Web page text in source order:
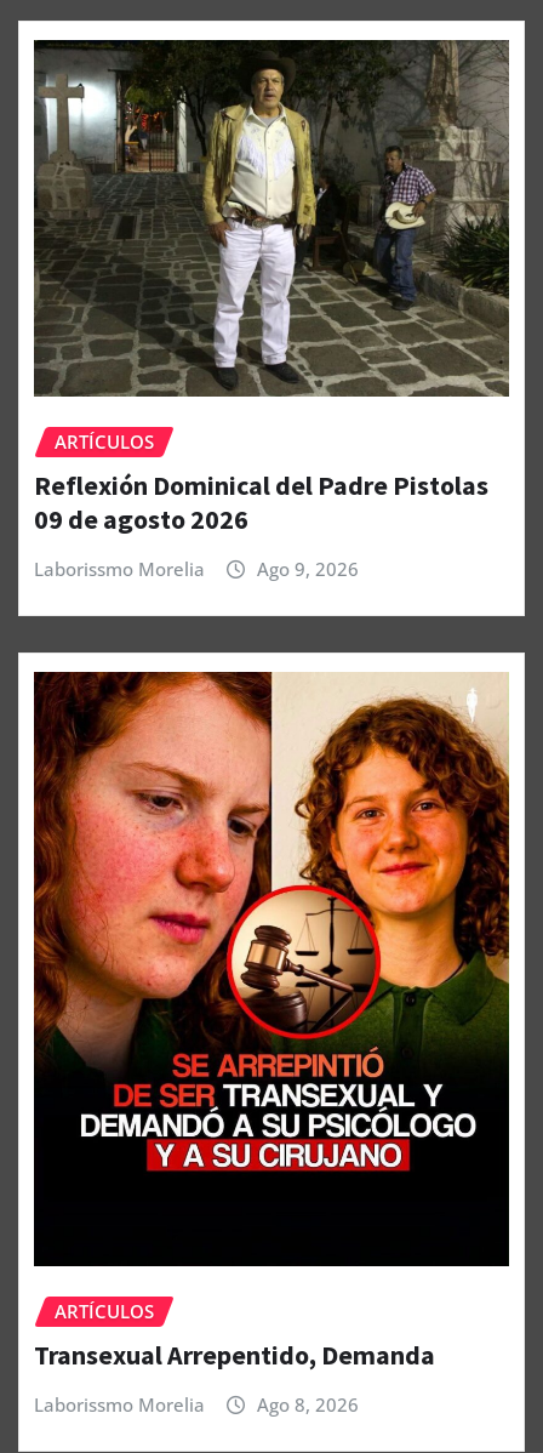
ARTÍCULOS
Reflexión Dominical del Padre Pistolas
09 de agosto 2026
Laborissmo Morelia Ago 9, 2026
ARTÍCULOS
Transexual Arrepentido, Demanda
Laborissmo Morelia Ago 8, 2026